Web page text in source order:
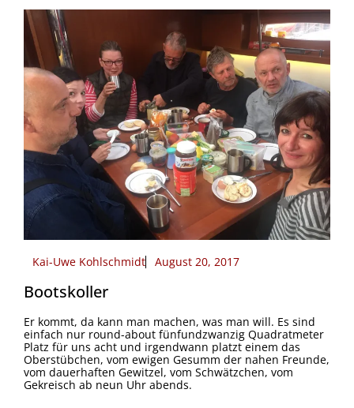
Kai-Uwe Kohlschmidt August 20, 2017
Bootskoller
Er kommt, da kann man machen, was man will. Es sind
einfach nur round-about fünfundzwanzig Quadratmeter
Platz für uns acht und irgendwann platzt einem das
Oberstübchen, vom ewigen Gesumm der nahen Freunde,
vom dauerhaften Gewitzel, vom Schwätzchen, vom
Gekreisch ab neun Uhr abends.